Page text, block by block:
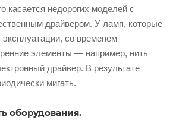
касается недорогих моделей с
драйвером. У ламп, которые
эксплуатации, со временем
элементы — например, нить
драйвер. В результате
мигать.
оборудования.